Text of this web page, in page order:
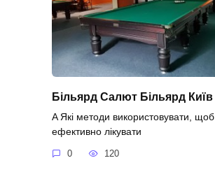
Більярд Салют Більярд Київ
A Які методи використовувати, щоб
ефективно лікувати
0 120